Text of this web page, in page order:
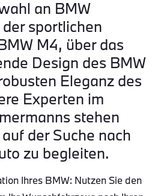
an BMW
sportlichen
M4, über das
Design des BMW
Eleganz des
Experten im
stehen
der Suche nach
zu begleiten.
Ihres BMW: Nutzen Sie den